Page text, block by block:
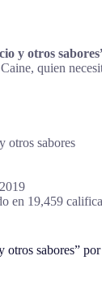
y otros
quien
otros sabores
en 19,459
otros sabores”